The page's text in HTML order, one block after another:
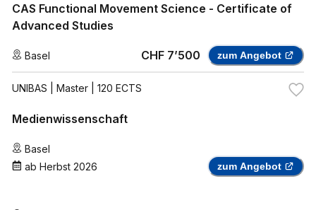
CAS Functional Movement Science - Certificate of
Advanced Studies
Basel CHF 7’500 zum Angebot
UNIBAS | Master | 120 ECTS
Medienwissenschaft
Basel
ab Herbst 2026 zum Angebot